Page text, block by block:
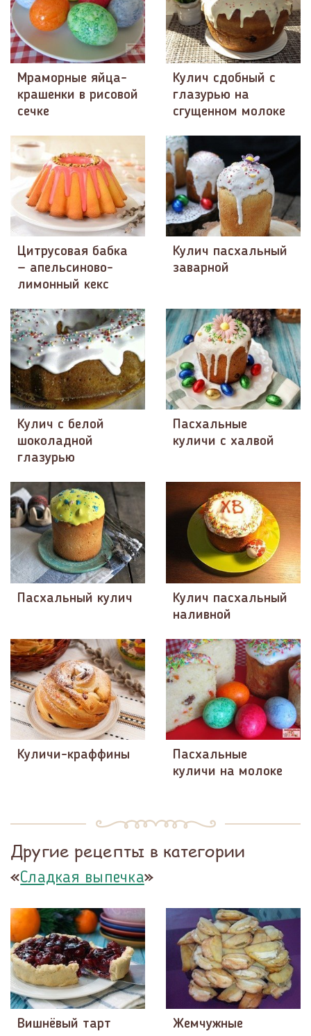
Мраморные яйца-
крашенки в рисовой
сечке
Кулич сдобный с
глазурью на
сгущенном молоке
Цитрусовая бабка
— апельсиново-
лимонный кекс
Кулич пасхальный
заварной
Кулич с белой
шоколадной
глазурью
Пасхальные
куличи с халвой
Пасхальный кулич
Кулич пасхальный
наливной
Куличи-краффины
Пасхальные
куличи на молоке
Другие рецепты в категории
«Сладкая выпечка»
Вишнёвый тарт
Жемчужные